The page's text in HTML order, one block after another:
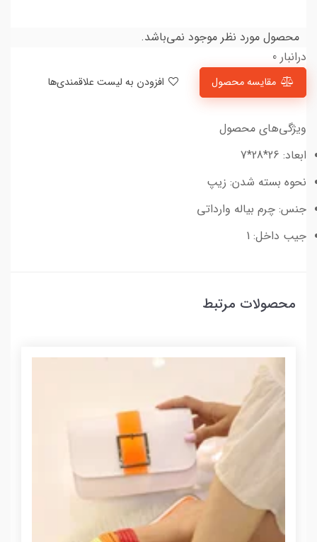
محصول مورد نظر موجود نمی‌باشد.
درانبار 0
مقایسه محصول
ویژگی‌های محصول
ابعاد: 26*28*7
نحوه بسته شدن: زیپ
جنس: چرم بیاله وارداتی
جیب داخل: 1
محصولات مرتبط